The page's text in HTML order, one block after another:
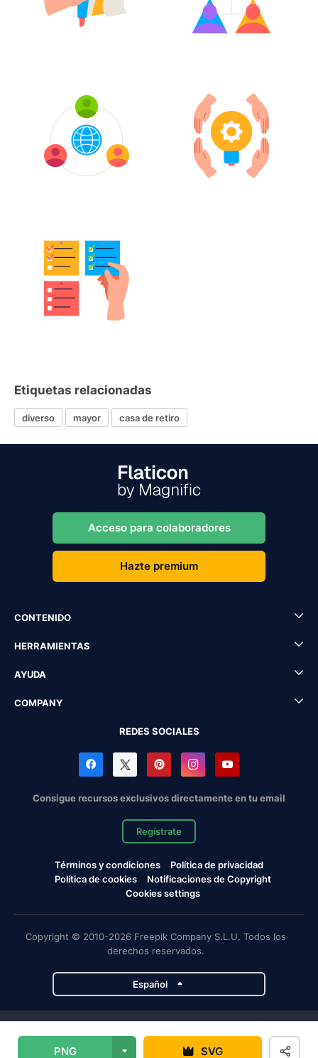
PNG SVG
Etiquetas relacionadas
diverso mayor casa de retiro
Acceso para colaboradores
Hazte premium
CONTENIDO
HERRAMIENTAS
AYUDA
COMPANY
REDES SOCIALES
Consigue recursos exclusivos directamente en tu email
Regístrate
Términos y condiciones
Política de privacidad
Política de cookies
Notificaciones de Copyright
Cookies settings
Copyright © 2010-2026 Freepik Company S.L.U. Todos los
derechos reservados.
Español